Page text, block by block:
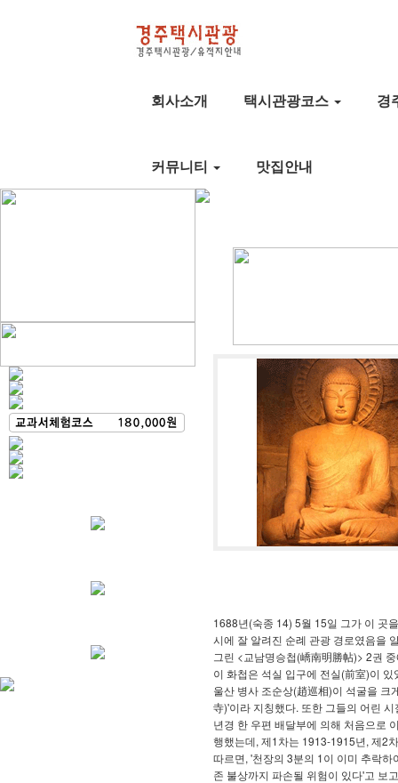
회사소개 택시관광코스 경
커뮤니티 맛집안내
1688년(숙종 14) 5월 15일 그가 이 곳
시에 잘 알려진 순례 관광 경로였음을
그린 <교남명승첩(嶠南明勝帖)> 2권
이 화첩은 석실 입구에 전실(前室)이
울산 병사 조순상(趙巡相)이 석굴을 크
寺)'이라 지칭했다. 또한 그들의 어린
년경 한 우편 배달부에 의해 처음으로
행했는데, 제1차는 1913-1915년, 제2
따르면, '천장의 3분의 1이 이미 추락
존 불상까지 파손될 위험이 있다'고 보